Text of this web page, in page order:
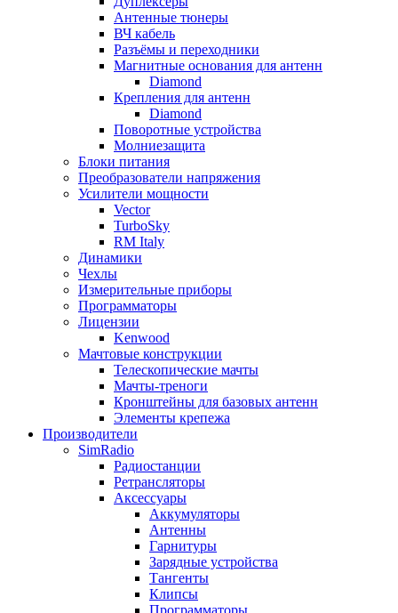
Антенные тюнеры
ВЧ кабель
Разъёмы и переходники
Магнитные основания для антенн
Diamond
Крепления для антенн
Diamond
Поворотные устройства
Молниезащита
Блоки питания
Преобразователи напряжения
Усилители мощности
Vector
TurboSky
RM Italy
Динамики
Чехлы
Измерительные приборы
Программаторы
Лицензии
Kenwood
Мачтовые конструкции
Телескопические мачты
Мачты-треноги
Кронштейны для базовых антенн
Элементы крепежа
Производители
SimRadio
Радиостанции
Ретрансляторы
Аксессуары
Аккумуляторы
Антенны
Гарнитуры
Зарядные устройства
Тангенты
Клипсы
Программаторы